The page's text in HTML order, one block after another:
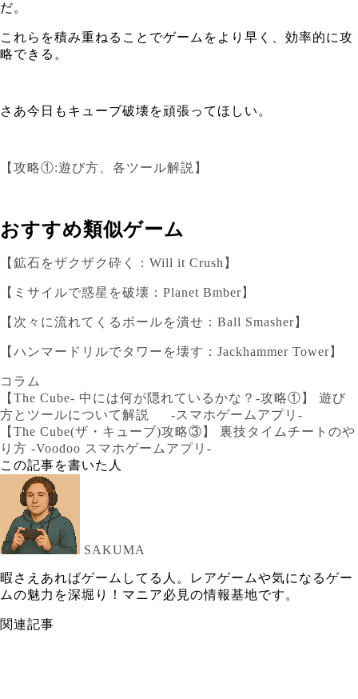
だ。
これらを積み重ねることでゲームをより早く、効率的に攻
略できる。
さあ今日もキューブ破壊を頑張ってほしい。
【攻略①:遊び方、各ツール解説】
おすすめ類似ゲーム
【鉱石をザクザク砕く：Will it Crush】
【ミサイルで惑星を破壊：Planet Bmber】
【次々に流れてくるボールを潰せ：Ball Smasher】
【ハンマードリルでタワーを壊す：Jackhammer Tower】
コラム
【The Cube- 中には何が隠れているかな？-攻略①】 遊び
方とツールについて解説 -スマホゲームアプリ-
【The Cube(ザ・キューブ)攻略③】 裏技タイムチートのや
り方 -Voodoo スマホゲームアプリ-
この記事を書いた人
SAKUMA
暇さえあればゲームしてる人。レアゲームや気になるゲー
ムの魅力を深堀り！マニア必見の情報基地です。
関連記事